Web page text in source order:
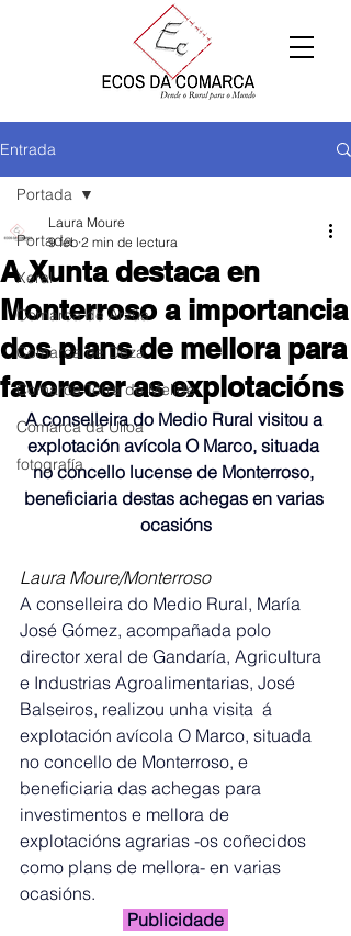
Entrada
Portada
Xeral
Comarca de Arzúa
Comarca de Deza
Comarca Terra de Melide
Comarca da Ulloa
fotografía
Portada
A Xunta destaca en
Monterroso a importancia
dos plans de mellora para
favorecer as explotacións
Laura Moure
9 feb 2 min de lectura
A conselleira do Medio Rural visitou a
explotación avícola O Marco, situada
no concello lucense de Monterroso,
beneficiaria destas achegas en varias
ocasións
Laura Moure/Monterroso
A conselleira do Medio Rural, María
José Gómez, acompañada polo
director xeral de Gandaría, Agricultura
e Industrias Agroalimentarias, José
Balseiros, realizou unha visita  á
explotación avícola O Marco, situada
no concello de Monterroso, e
beneficiaria das achegas para
investimentos e mellora de
explotacións agrarias -os coñecidos
como plans de mellora- en varias
ocasións.
Publicidade